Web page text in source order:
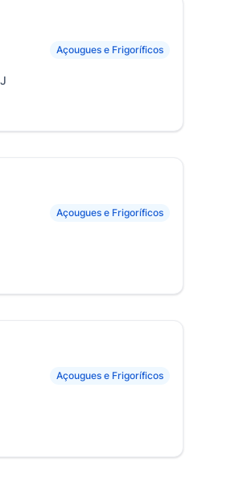
Açougues e Frigoríficos
Açougues e Frigoríficos
Açougues e Frigoríficos